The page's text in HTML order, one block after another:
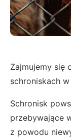
Zajmujemy się
schroniskach w
Schronisk
przebywające
z powodu